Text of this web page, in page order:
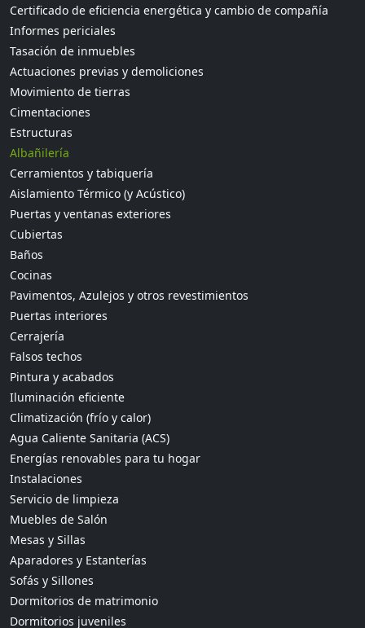
Certificado de eficiencia energética y cambio de compañía
Informes periciales
Tasación de inmuebles
Actuaciones previas y demoliciones
Movimiento de tierras
Cimentaciones
Estructuras
Albañilería
Cerramientos y tabiquería
Aislamiento Térmico (y Acústico)
Puertas y ventanas exteriores
Cubiertas
Baños
Cocinas
Pavimentos, Azulejos y otros revestimientos
Puertas interiores
Cerrajería
Falsos techos
Pintura y acabados
Iluminación eficiente
Climatización (frío y calor)
Agua Caliente Sanitaria (ACS)
Energías renovables para tu hogar
Instalaciones
Servicio de limpieza
Muebles de Salón
Mesas y Sillas
Aparadores y Estanterías
Sofás y Sillones
Dormitorios de matrimonio
Dormitorios juveniles